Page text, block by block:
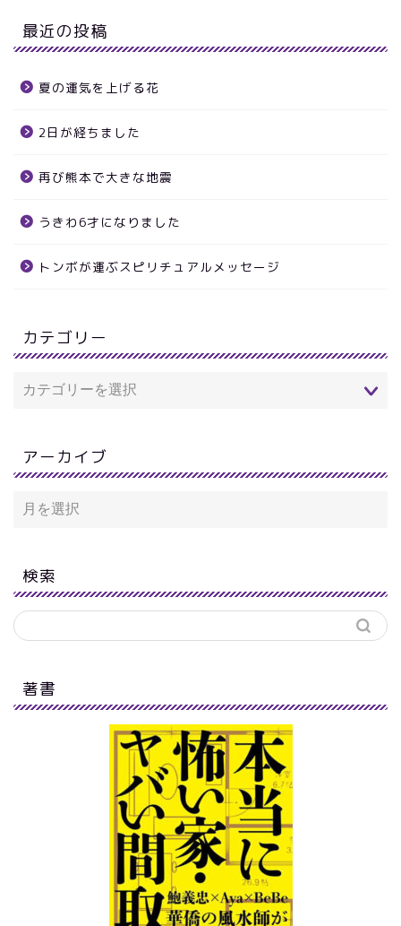
最近の投稿
夏の運気を上げる花
2日が経ちました
再び熊本で大きな地震
うきわ6才になりました
トンボが運ぶスピリチュアルメッセージ
カテゴリー
アーカイブ
検索
著書